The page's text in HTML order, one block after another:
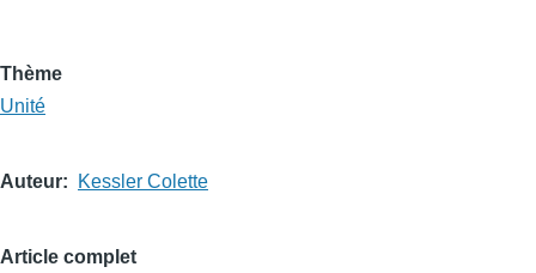
Thème
Unité
Auteur Kessler Colette
Article complet